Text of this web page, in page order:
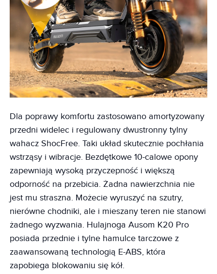
Dla poprawy komfortu zastosowano amortyzowany
przedni widelec i regulowany dwustronny tylny
wahacz ShocFree. Taki układ skutecznie pochłania
wstrząsy i wibracje. Bezdętkowe 10-calowe opony
zapewniają wysoką przyczepność i większą
odporność na przebicia. Żadna nawierzchnia nie
jest mu straszna. Możecie wyruszyć na szutry,
nierówne chodniki, ale i mieszany teren nie stanowi
żadnego wyzwania. Hulajnoga Ausom K20 Pro
posiada przednie i tylne hamulce tarczowe z
zaawansowaną technologią E-ABS, która
zapobiega blokowaniu się kół.